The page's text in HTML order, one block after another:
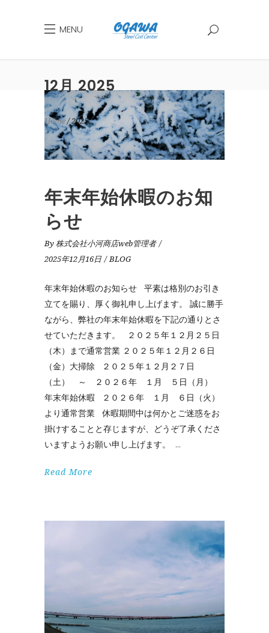
MENU
12月 2025
Home 2025
年末年始休暇のお知
らせ
By 株式会社小河商店web管理者
2025年12月16日
BLOG
年末年始休暇のお知らせ 平素は格別のお引き
立てを賜り、厚く御礼申し上げます。 誠に勝手
ながら、弊社の年末年始休暇を下記の通りとさ
せていただきます。 ２０２５年１２月２５日
（木）まで通常営業 ２０２５年１２月２６日
（金）大掃除 ２０２５年１２月２７日
（土） ～ ２０２６年 １月 ５日（月）
年末年始休暇 ２０２６年 １月 ６日（火）
より通常営業 休暇期間中は何かとご迷惑をお
掛けすることと存じますが、どうぞ了承くださ
いますようお願い申し上げます。
Read More